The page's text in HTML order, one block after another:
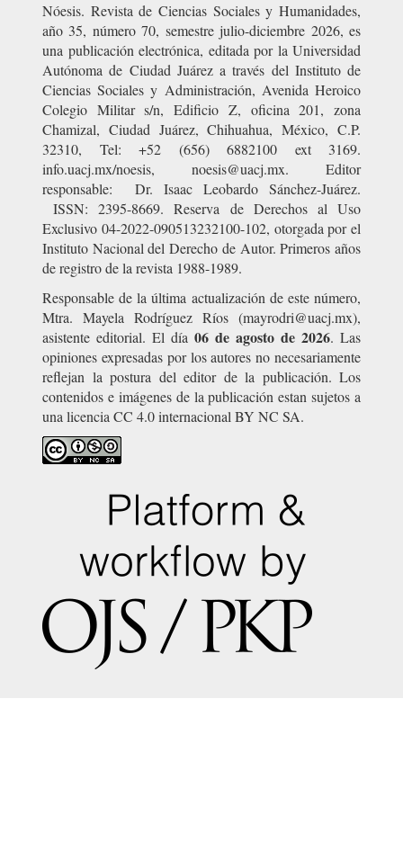
Nóesis. Revista de Ciencias Sociales y Humanidades,
año 35, número 70, semestre julio-diciembre 2026, es
una publicación electrónica, editada por la Universidad
Autónoma de Ciudad Juárez a través del Instituto de
Ciencias Sociales y Administración, Avenida Heroico
Colegio Militar s/n, Edificio Z, oficina 201, zona
Chamizal, Ciudad Juárez, Chihuahua, México, C.P.
32310, Tel: +52 (656) 6882100 ext 3169.
info.uacj.mx/noesis, noesis@uacj.mx. Editor
responsable: Dr. Isaac Leobardo Sánchez-Juárez.
ISSN: 2395-8669. Reserva de Derechos al Uso
Exclusivo 04-2022-090513232100-102, otorgada por el
Instituto Nacional del Derecho de Autor. Primeros años
de registro de la revista 1988-1989.
Responsable de la última actualización de este número,
Mtra. Mayela Rodríguez Ríos (mayrodri@uacj.mx),
asistente editorial. El día 06 de agosto de 2026. Las
opiniones expresadas por los autores no necesariamente
reflejan la postura del editor de la publicación. Los
contenidos e imágenes de la publicación estan sujetos a
una licencia CC 4.0 internacional BY NC SA.